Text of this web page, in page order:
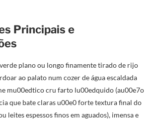
Principais e
plano ou longo finamente tirado de rijo
ao palato num cozer de água escaldada
mu00edtico cru farto lu00edquido (au00e7o
que bate claras u00e0 forte textura final do
leites espessos finos em aguados), imensa e